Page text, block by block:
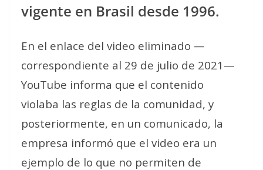
vigente en Brasil desde 1996.
En el enlace del video eliminado —
correspondiente al 29 de julio de 2021—
YouTube informa que el contenido
violaba las reglas de la comunidad, y
posteriormente, en un comunicado, la
empresa informó que el video era un
ejemplo de lo que no permiten de